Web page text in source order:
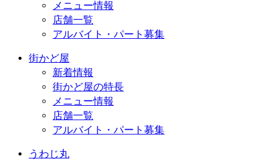
メニュー情報
店舗一覧
アルバイト・パート募集
街かど屋
新着情報
街かど屋の特長
メニュー情報
店舗一覧
アルバイト・パート募集
うわじ丸